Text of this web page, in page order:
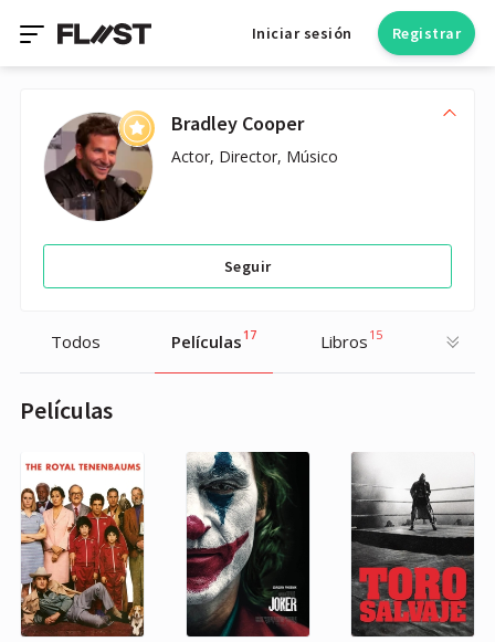
Iniciar sesión Registrar
Bradley Cooper
Actor, Director, Músico
Seguir
Todos Películas 17 Libros 15
Películas